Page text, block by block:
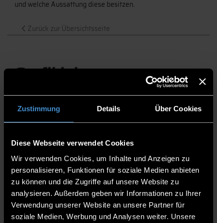
Zustimmung Details Über Cookies
Diese Webseite verwendet Cookies
Wir verwenden Cookies, um Inhalte und Anzeigen zu
personalisieren, Funktionen für soziale Medien anbieten
zu können und die Zugriffe auf unsere Website zu
analysieren. Außerdem geben wir Informationen zu Ihrer
Verwendung unserer Website an unsere Partner für
soziale Medien, Werbung und Analysen weiter. Unsere
und welche Aussattung diese besitzen.
Zurück zur Übersichtsseite
Grafiklabor
Standort:
Ausstattung:
Leistungsspektrum:
Digitalfotograﬁe und Mediendesign